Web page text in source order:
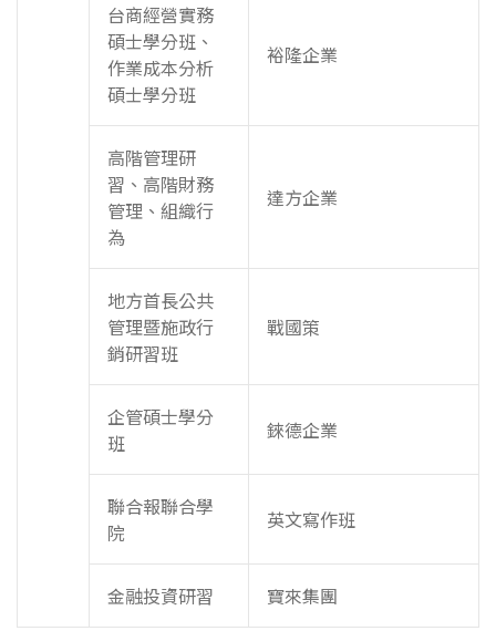
台商經營實務
碩士學分班、
作業成本分析
碩士學分班
裕隆企業
高階管理研
習、高階財務
管理、組織行
為
達方企業
地方首長公共
管理暨施政行
銷研習班
戰國策
企管碩士學分
班
錸德企業
聯合報聯合學
院
英文寫作班
金融投資研習 寶來集團